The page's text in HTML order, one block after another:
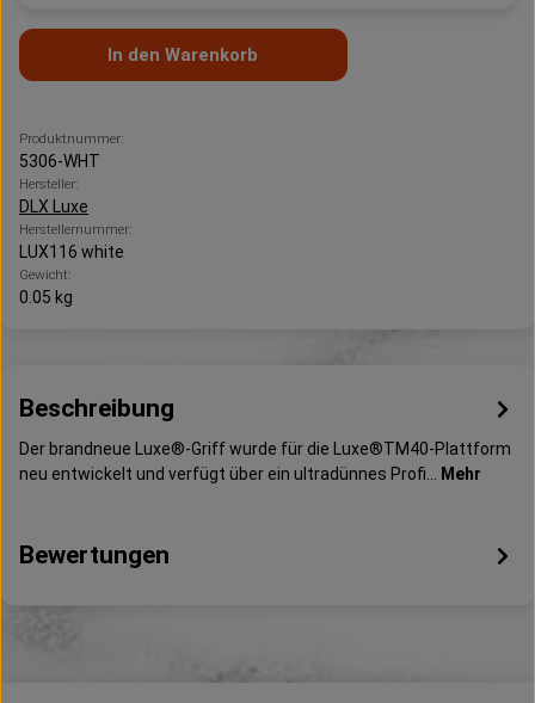
In den Warenkorb
Produktnummer:
5306-WHT
Hersteller:
DLX Luxe
Herstellernummer:
LUX116 white
Gewicht:
0.05 kg
Beschreibung
Der brandneue Luxe®-Griff wurde für die Luxe®TM40-Plattform
neu entwickelt und verfügt über ein ultradünnes Profi…
Mehr
Bewertungen